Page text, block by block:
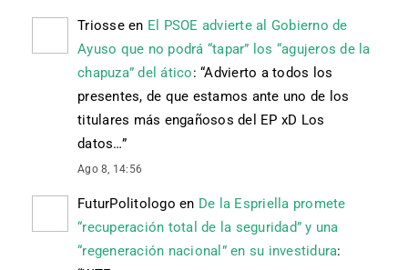
Triosseen El PSOE advierte al Gobierno de
Ayuso que no podrá “tapar” los “agujeros de la
chapuza” del ático: “Advierto a todos los
presentes, de que estamos ante uno de los
titulares más engañosos del EP xD Los
datos…”
Ago 8, 14:56
FuturPolitologo en De la Espriella promete
“recuperación total de la seguridad” y una
“regeneración nacional” en su investidura: